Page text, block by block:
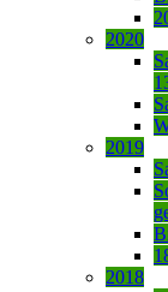
2020
2019
2018